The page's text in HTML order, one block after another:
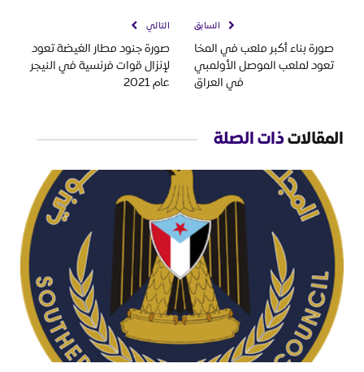
السابق
صورة بناء أكبر ملعب في المخا
تعود لملعب الموصل الأولمبي
في العراق
التالي
صورة جنود مطار الغيضة تعود
لإنزال قوات فرنسية في النيجر
عام 2021
المقالاتذات الصلة